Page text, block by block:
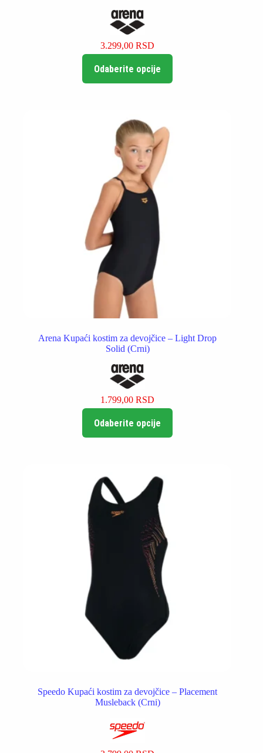
3.299,00RSD
Odaberite opcije
proizvod
mogu
biti
izabrane
na
stranici
proizvoda.
Arena Kupaći kostim za devojčice – Light Drop
Solid (Crni)
1.799,00RSD
Odaberite opcije
proizvod
izabrane
proizvoda.
Speedo Kupaći kostim za devojčice – Placement
Musleback (Crni)